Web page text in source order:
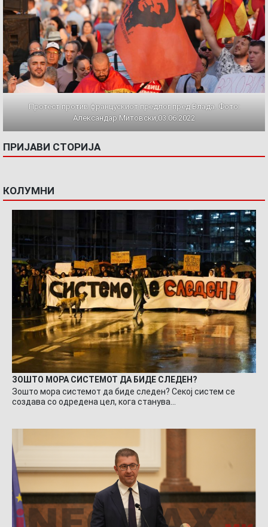
Протест против францускиот предлог пред Влада. Фото:
Александар Митовски,03.06.2022
ПРИЈАВИ СТОРИЈА
КОЛУМНИ
ЗОШТО МОРА СИСТЕМОТ ДА БИДЕ СЛЕДЕН?
Зошто мора системот да биде следен? Секој систем се
создава со одредена цел, кога станува…